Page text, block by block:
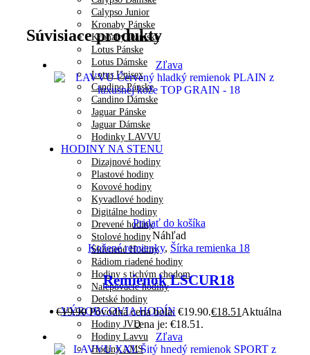
Calypso Junior
Kronaby Pánske
Kronaby Dámske
Lotus Pánske
Lotus Dámske
Lotus Unisex
Candino Pánske
Candino Dámske
Jaguar Pánske
Jaguar Dámske
Hodinky LAVVU
HODINY NA STENU
Dizajnové hodiny
Plastové hodiny
Kovové hodiny
Kyvadlové hodiny
Digitálne hodiny
Drevené hodiny
Stolové hodiny
Sklenené Hodiny
Rádiom riadené hodiny
Hodiny s tichým chodom
Nalepovacie hodiny
Detské hodiny
VÝROBCOVIA HODÍN
Hodiny JVD
Hodiny Lavvu
Hodiny AMS
Súvisiace produkty
Zľava
Pridať do košíka
Náhľad
Kožené remienky, Šírka remienka 18
Remienok LSCUR18
€19.90 Pôvodná cena bola: €19.90.€18.51 Aktuálna
cena je: €18.51.
Zľava